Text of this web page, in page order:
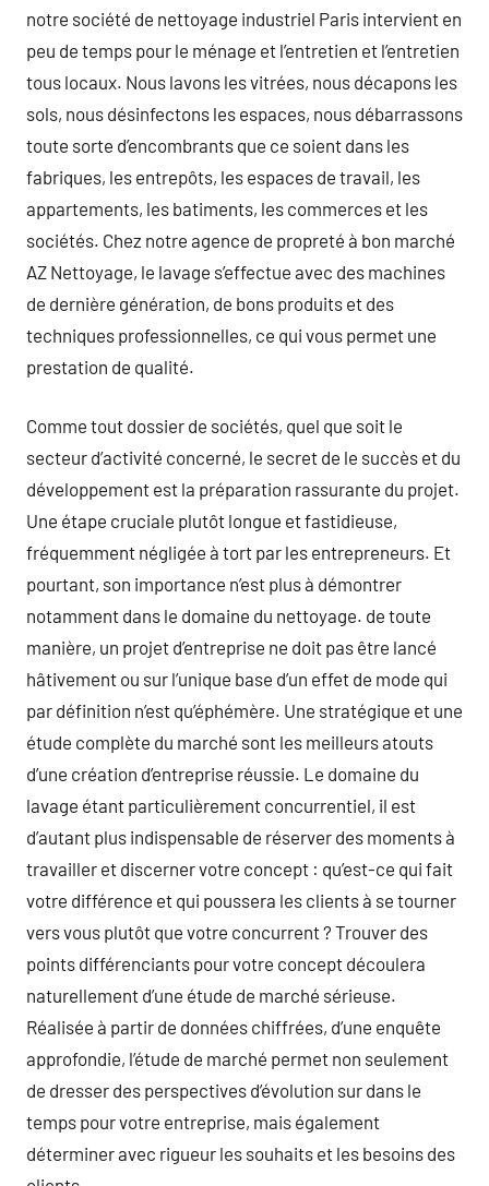
notre société de nettoyage industriel Paris intervient en
peu de temps pour le ménage et l’entretien et l’entretien
tous locaux. Nous lavons les vitrées, nous décapons les
sols, nous désinfectons les espaces, nous débarrassons
toute sorte d’encombrants que ce soient dans les
fabriques, les entrepôts, les espaces de travail, les
appartements, les batiments, les commerces et les
sociétés. Chez notre agence de propreté à bon marché
AZ Nettoyage, le lavage s’effectue avec des machines
de dernière génération, de bons produits et des
techniques professionnelles, ce qui vous permet une
prestation de qualité.
Comme tout dossier de sociétés, quel que soit le
secteur d’activité concerné, le secret de le succès et du
développement est la préparation rassurante du projet.
Une étape cruciale plutôt longue et fastidieuse,
fréquemment négligée à tort par les entrepreneurs. Et
pourtant, son importance n’est plus à démontrer
notamment dans le domaine du nettoyage. de toute
manière, un projet d’entreprise ne doit pas être lancé
hâtivement ou sur l’unique base d’un effet de mode qui
par définition n’est qu’éphémère. Une stratégique et une
étude complète du marché sont les meilleurs atouts
d’une création d’entreprise réussie. Le domaine du
lavage étant particulièrement concurrentiel, il est
d’autant plus indispensable de réserver des moments à
travailler et discerner votre concept : qu’est-ce qui fait
votre différence et qui poussera les clients à se tourner
vers vous plutôt que votre concurrent ? Trouver des
points différenciants pour votre concept découlera
naturellement d’une étude de marché sérieuse.
Réalisée à partir de données chiffrées, d’une enquête
approfondie, l’étude de marché permet non seulement
de dresser des perspectives d’évolution sur dans le
temps pour votre entreprise, mais également
déterminer avec rigueur les souhaits et les besoins des